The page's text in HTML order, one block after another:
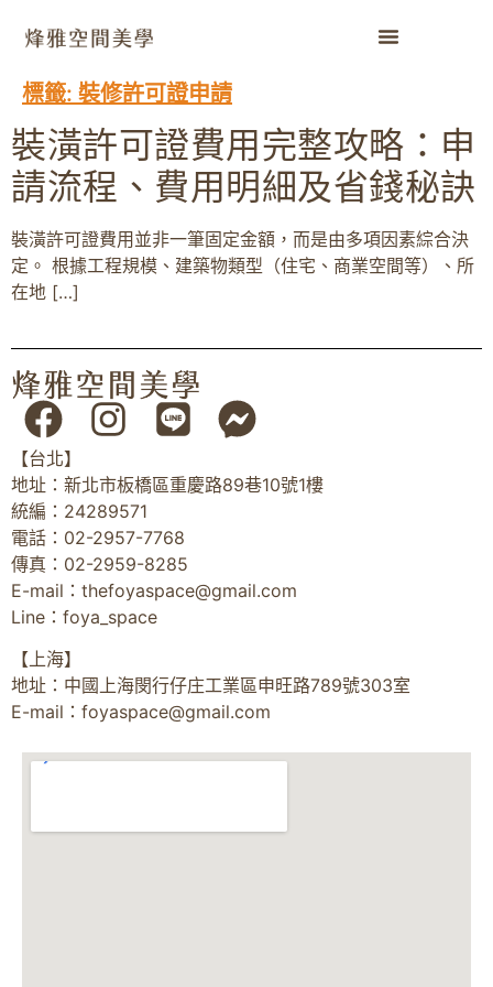
標籤: 裝修許可證申請
裝潢許可證費用完整攻略：申
請流程、費用明細及省錢秘訣
裝潢許可證費用並非一筆固定金額，而是由多項因素綜合決
定。 根據工程規模、建築物類型（住宅、商業空間等）、所
在地 […]
【台北】
地址：新北市板橋區重慶路89巷10號1樓
統編：24289571
電話：02-2957-7768
傳真：02-2959-8285
E-mail： thefoyaspace@gmail.com
Line：foya_space
【上海】
地址：中國上海閔行仔庄工業區申旺路789號303室
E-mail： foyaspace@gmail.com